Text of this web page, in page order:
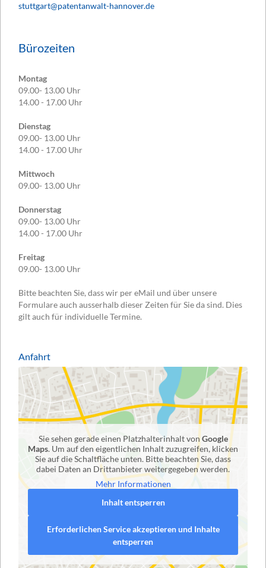
stuttgart@patentanwalt-hannover.de
Bürozeiten
Montag
09.00- 13.00 Uhr
14.00 - 17.00 Uhr
Dienstag
09.00- 13.00 Uhr
14.00 - 17.00 Uhr
Mittwoch
09.00- 13.00 Uhr
Donnerstag
09.00- 13.00 Uhr
14.00 - 17.00 Uhr
Freitag
09.00- 13.00 Uhr
Bitte beachten Sie, dass wir per eMail und über unsere
Formulare auch ausserhalb dieser Zeiten für Sie da sind. Dies
gilt auch für individuelle Termine.
Anfahrt
Sie sehen gerade einen Platzhalterinhalt von Google
Maps. Um auf den eigentlichen Inhalt zuzugreifen, klicken
Sie auf die Schaltfläche unten. Bitte beachten Sie, dass
dabei Daten an Drittanbieter weitergegeben werden.
Mehr Informationen
Inhalt entsperren
Erforderlichen Service akzeptieren und Inhalte
entsperren